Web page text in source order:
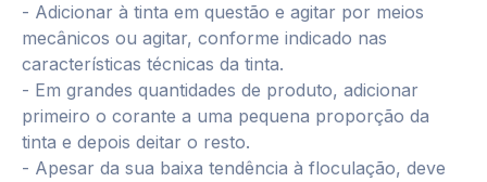
- Adicionar à tinta em questão e agitar por meios
mecânicos ou agitar, conforme indicado nas
características técnicas da tinta.
- Em grandes quantidades de produto, adicionar
primeiro o corante a uma pequena proporção da
tinta e depois deitar o resto.
- Apesar da sua baixa tendência à floculação, deve